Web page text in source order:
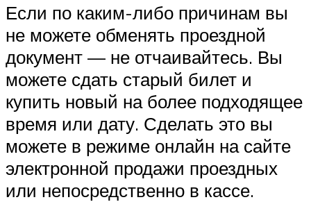
Если по каким-либо причинам вы
не можете обменять проездной
документ — не отчаивайтесь. Вы
можете сдать старый билет и
купить новый на более подходящее
время или дату. Сделать это вы
можете в режиме онлайн на сайте
электронной продажи проездных
или непосредственно в кассе.